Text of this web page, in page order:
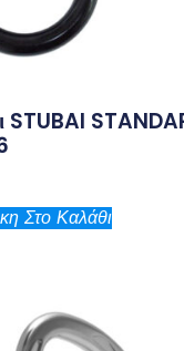
STUBAI
Στο Καλάθι